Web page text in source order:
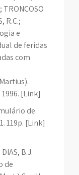
TRONCOSO
R.C.;
e
de feridas
com
1996. [Link]
de
119p. [Link]
B.J.
de